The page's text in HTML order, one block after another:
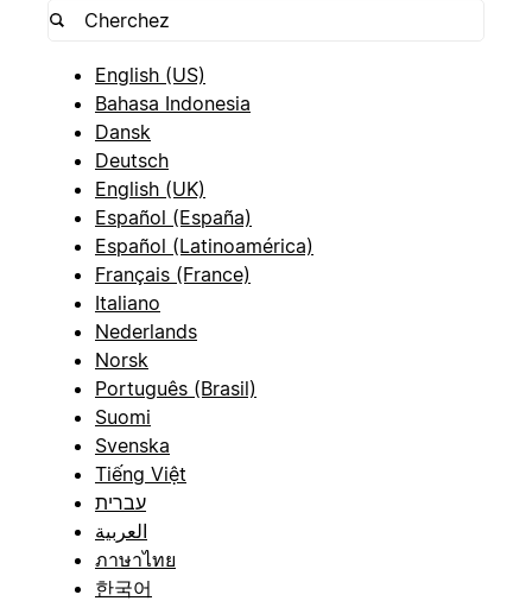
English (US)
Bahasa Indonesia
Dansk
Deutsch
English (UK)
Español (España)
Español (Latinoamérica)
Français (France)
Italiano
Nederlands
Norsk
Português (Brasil)
Suomi
Svenska
Tiếng Việt
עברית
العربية
ภาษาไทย
한국어